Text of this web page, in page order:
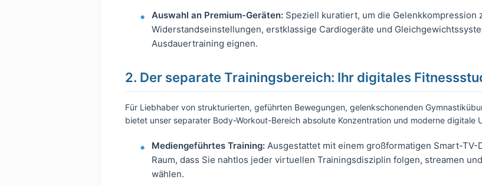
Auswahl an Premium-Geräten: Speziell kuratiert, um die Gelenkkompression
Widerstandseinstellungen, erstklassige Cardiogeräte und
Ausdauertraining eignen.
2. Der separate Trainingsbereich: Ihr digitales
Für Liebhaber von strukturierten, geführten Bewegungen, gelenkschonenden
bietet unser separater Body-Workout-Bereich absolute Konzentration und moderne digitale
Mediengeführtes Training: Ausgestattet mit einem großformatigen Smart-
Raum, dass Sie nahtlos jeder virtuellen Trainingsdisziplin folgen, streamen
wählen.